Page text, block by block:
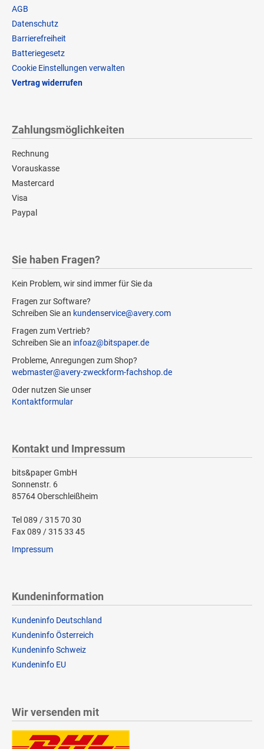
AGB
Datenschutz
Barrierefreiheit
Batteriegesetz
Cookie Einstellungen verwalten
Vertrag widerrufen
Zahlungsmöglichkeiten
Rechnung
Vorauskasse
Mastercard
Visa
Paypal
Sie haben Fragen?
Kein Problem, wir sind immer für Sie da
Fragen zur Software?
Schreiben Sie an kundenservice@avery.com
Fragen zum Vertrieb?
Schreiben Sie an infoaz@bitspaper.de
Probleme, Anregungen zum Shop?
webmaster@avery-zweckform-fachshop.de
Oder nutzen Sie unser
Kontaktformular
Kontakt und Impressum
bits&paper GmbH
Sonnenstr. 6
85764 Oberschleißheim
Tel 089 / 315 70 30
Fax 089 / 315 33 45
Impressum
Kundeninformation
Kundeninfo Deutschland
Kundeninfo Österreich
Kundeninfo Schweiz
Kundeninfo EU
Wir versenden mit